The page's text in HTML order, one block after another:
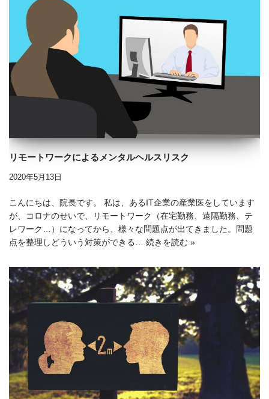
リモートワークによるメンタルヘルスリスク
2020年5月13日
こんにちは、院長です。 私は、あるIT企業の産業医をしています
が、コロナのせいで、リモートワーク（在宅勤務、遠隔勤務、テ
レワーク…）になってから、様々な問題点が出てきました。問題
点を整理しどういう対策ができる… 続きを読む »